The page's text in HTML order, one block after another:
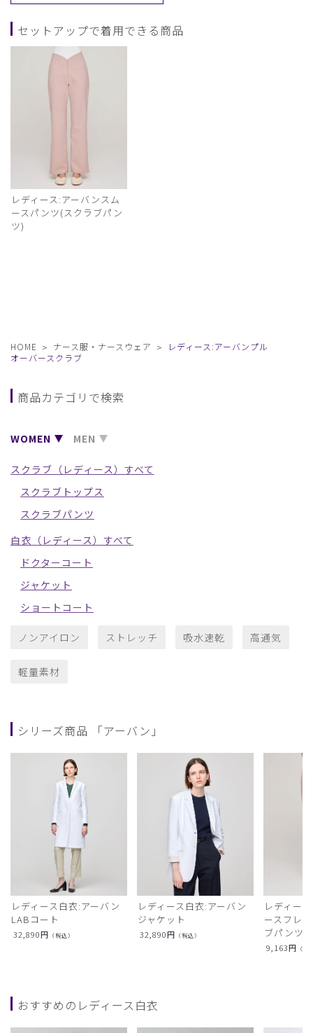
セットアップで着用できる商品
レディース:アーバンスム
ースパンツ(スクラブパン
ツ)
HOME ナース服・ナースウェア
レディース:アーバンプル
オーバースクラブ
商品カテゴリで検索
WOMEN MEN
スクラブ（レディース）すべて
スクラブトップス
スクラブパンツ
白衣（レディース）すべて
ドクターコート
ジャケット
ショートコート
ノンアイロン ストレッチ 吸水速乾 高通気
軽量素材
シリーズ商品 「アーバン」
レディース白衣:アーバン
LABコート
32,890円 （税込）
レディース白衣:アーバン
ジャケット
32,890円 （税込）
レディー
ースフレ
ブパンツ)
9,163円 （税
おすすめのレディース白衣